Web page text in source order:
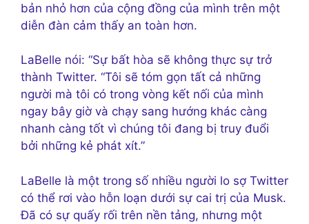
bản nhỏ hơn của cộng đồng của mình trên một
diễn đàn cảm thấy an toàn hơn.
LaBelle nói: “Sự bất hòa sẽ không thực sự trở
thành Twitter. “Tôi sẽ tóm gọn tất cả những
người mà tôi có trong vòng kết nối của mình
ngay bây giờ và chạy sang hướng khác càng
nhanh càng tốt vì chúng tôi đang bị truy đuổi
bởi những kẻ phát xít.”
LaBelle là một trong số nhiều người lo sợ Twitter
có thể rơi vào hỗn loạn dưới sự cai trị của Musk.
Đã có sự quấy rối trên nền tảng, nhưng một